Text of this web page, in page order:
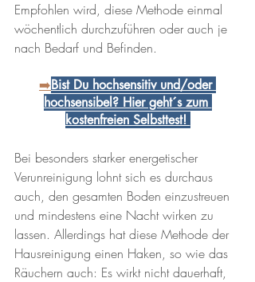
Empfohlen wird, diese Methode einmal
wöchentlich durchzuführen oder auch je
nach Bedarf und Befinden.
➡️Bist Du hochsensitiv und/oder
hochsensibel? Hier geht´s zum
kostenfreien Selbsttest!
Bei besonders starker energetischer
Verunreinigung lohnt sich es durchaus
auch, den gesamten Boden einzustreuen
und mindestens eine Nacht wirken zu
lassen. Allerdings hat diese Methode der
Hausreinigung einen Haken, so wie das
Räuchern auch: Es wirkt nicht dauerhaft,